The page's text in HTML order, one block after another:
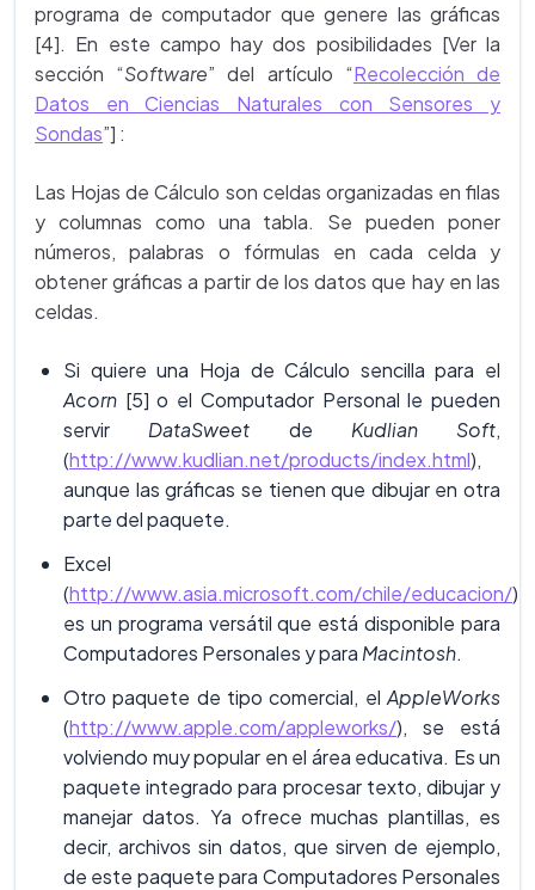
programa de computador que genere las gráficas
[4]. En este campo hay dos posibilidades [Ver la
sección “Software” del artículo “Recolección de
Datos en Ciencias Naturales con Sensores y
Sondas”] :
Las Hojas de Cálculo son celdas organizadas en filas
y columnas como una tabla. Se pueden poner
números, palabras o fórmulas en cada celda y
obtener gráficas a partir de los datos que hay en las
celdas.
Si quiere una Hoja de Cálculo sencilla para el
Acorn [5] o el Computador Personal le pueden
servir DataSweet de Kudlian Soft,
(http://www.kudlian.net/products/index.html),
aunque las gráficas se tienen que dibujar en otra
parte del paquete.
Excel
(http://www.asia.microsoft.com/chile/educacion/)
es un programa versátil que está disponible para
Computadores Personales y para Macintosh.
Otro paquete de tipo comercial, el AppleWorks
(http://www.apple.com/appleworks/), se está
volviendo muy popular en el área educativa. Es un
paquete integrado para procesar texto, dibujar y
manejar datos. Ya ofrece muchas plantillas, es
decir, archivos sin datos, que sirven de ejemplo,
de este paquete para Computadores Personales